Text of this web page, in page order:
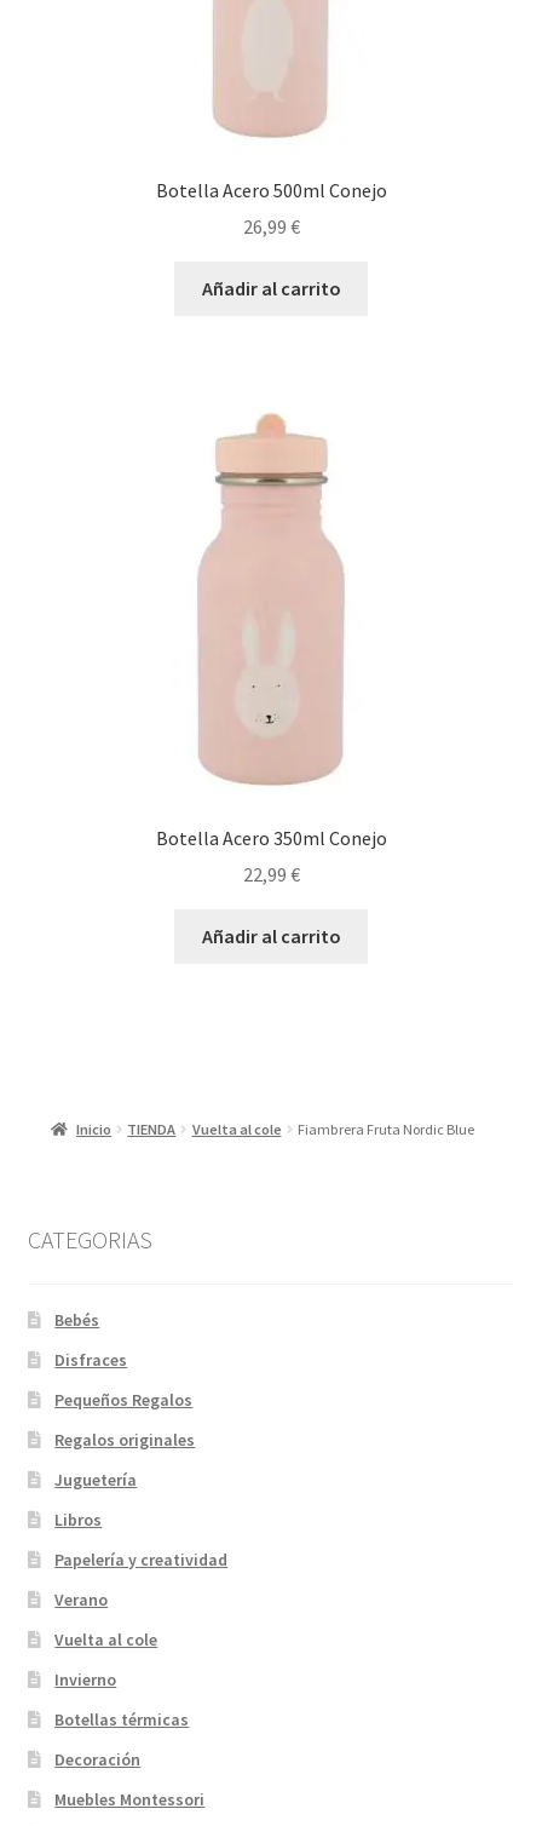
Botella Acero 500ml Conejo
26,99 €
Añadir al carrito
Botella Acero 350ml Conejo
22,99 €
Añadir al carrito
Inicio TIENDA Vuelta al cole Fiambrera Fruta Nordic Blue
CATEGORIAS
Bebés
Disfraces
Pequeños Regalos
Regalos originales
Juguetería
Libros
Papelería y creatividad
Verano
Vuelta al cole
Invierno
Botellas térmicas
Decoración
Muebles Montessori